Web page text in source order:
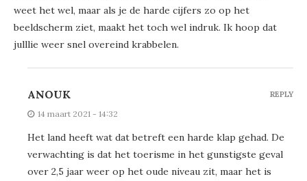
weet het wel, maar als je de harde cijfers zo op het
beeldscherm ziet, maakt het toch wel indruk. Ik hoop dat
julllie weer snel overeind krabbelen.
ANOUK
14 maart 2021 - 14:32
Het land heeft wat dat betreft een harde klap gehad. De
verwachting is dat het toerisme in het gunstigste geval
over 2,5 jaar weer op het oude niveau zit, maar het is
REPLY